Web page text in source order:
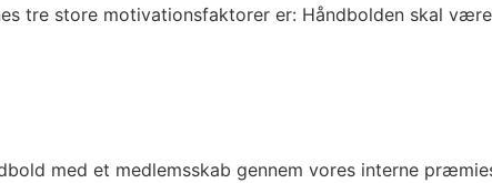
tre store motivationsfaktorer er: Håndbolden skal
med et medlemsskab gennem vores interne